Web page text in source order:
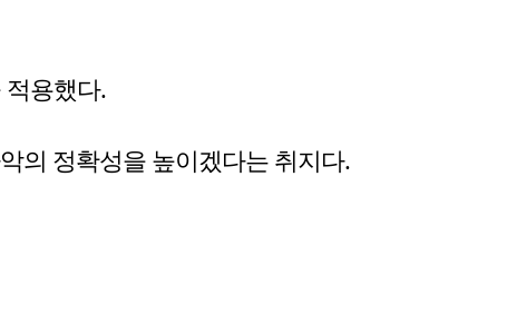
용했다.
의 정확성을 높이겠다는 취지다.